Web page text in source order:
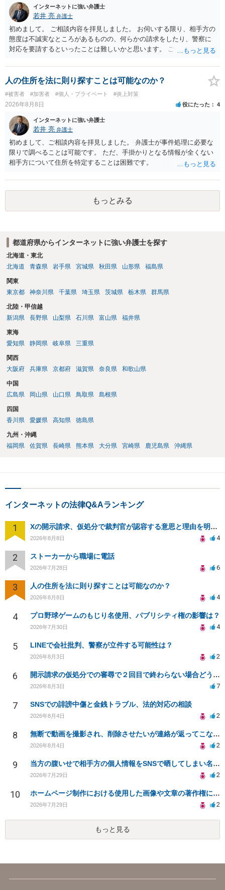
インターネットに強い弁護士
若井 亮 弁護士
初めまして。 ご相談内容を拝見しました。 お伺いする限り、相手方の
態度は不誠実なところがあるものの、何らかの請求をしたり、警察に
対応を要請するといったことは難しいかと思います。 ご参考になれば
人の住所を法に則り探すことは可能なのか？
#被害者 #加害者 #個人・プライベート #炎上対策
2026年8月8日 役にたった 4
インターネットに強い弁護士
若井 亮 弁護士
初めまして、ご相談内容を拝見しました。 弁護士が事件処理に必要な
限りで調べることは可能です。 ただ、手掛かりとなる情報が全くない
相手方について住所を特定することは困難です。
もっとみる
都道府県からインターネットに強い弁護士を探す
北海道・東北
北海道
青森県 岩手県 宮城県 秋田県 山形県 福島県
関東
東京都
神奈川県 千葉県 埼玉県 茨城県 栃木県 群馬県
北陸・甲信越
新潟県
長野県 山梨県 石川県 富山県 福井県
東海
愛知県
静岡県 岐阜県 三重県
関西
大阪府
兵庫県 京都府 滋賀県 奈良県 和歌山県
中国
広島県
岡山県 山口県 鳥取県 島根県
四国
香川県
愛媛県 高知県 徳島県
九州・沖縄
福岡県
佐賀県 長崎県 熊本県 大分県 宮崎県 鹿児島県 沖縄県
インターネットの法律Q&Aランキング
1 Xの開示請求、仮処分で裁判官が認容する意思と理由を明確化しても、相手側は争って引き延ばしますか
2026年8月8日 4
2 ストーカーから職場に電話
2026年7月28日 6
3 人の住所を法に則り探すことは可能なのか？
2026年8月8日 4
4 プロ野球ゲームのもじり名使用、パブリシティ権の影響は？
2026年7月30日 4
5 LINEで会社批判、警察が立件する可能性は？
2026年8月3日 2
6 開示請求の仮処分での審尋で２回目で終わらない場合どうしたらいいですか
2026年8月3日 7
7 SNSでの誹謗中傷と金銭トラブル、法的対応の相談
2026年8月4日 2
8 無断で動画を撮影され、削除させたいが連絡が返ってこない。
2026年8月4日 2
9 当方の腹いせで相手方の個人情報をSNSで晒してしまい名誉毀損させてしまったかもしれない
2026年7月29日 2
10 ホームページ制作における使用した画像や文章の著作権について
2026年7月29日 2
もっと見る